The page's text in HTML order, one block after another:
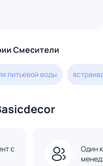
Смесители
питьевой воды
с
Один